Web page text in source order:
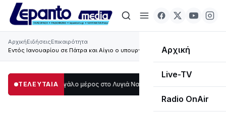
Αρχική
Live-TV
Radio OnAir
ΑρχικήΕιδήσειςΕπικαιρότητα
Εντός Ιανουαρίου σε Πάτρα και Αίγιο ο υπουργός υποδομών Χρ.Σπίρτζης
ΤΕΛΕΥΤΑΙΑ
σκοτάδι μεγάλο μέρος στο Λυγιά Ναυπάκτου12:08